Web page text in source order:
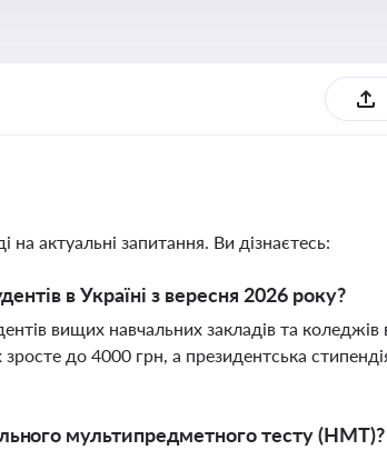
на актуальні запитання. Ви дізнаєтесь:
в Україні з вересня 2026 року?
вищих навчальних закладів та коледжів
до 4000 грн, а президентська
мультипредметного тесту (НМТ)?